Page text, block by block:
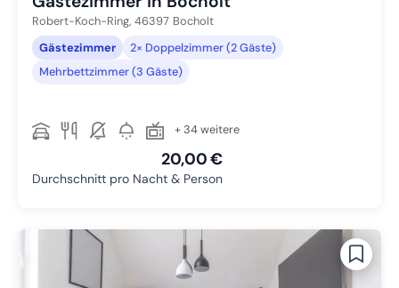
Robert-Koch-Ring, 46397 Bocholt
Gästezimmer
2× Doppelzimmer (2 Gäste)
Mehrbettzimmer (3 Gäste)
+ 34 weitere
20,00 €
Durchschnitt pro Nacht & Person